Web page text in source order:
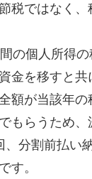
税ではなく
の個人所得
金を移すと
額が当該年
もらうため、
、分割前払
す。